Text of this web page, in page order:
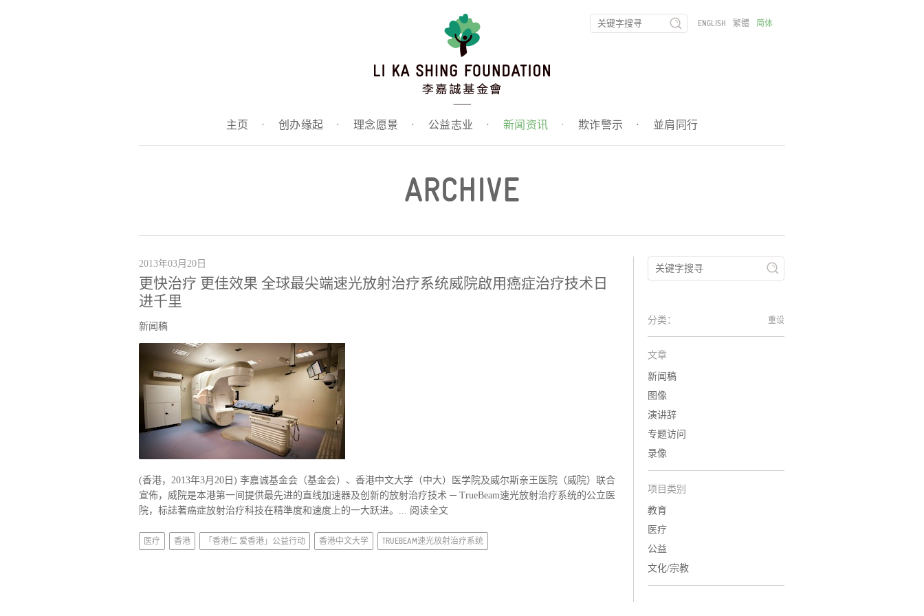
主页 · 创办缘起 · 理念愿景 · 公益志业 · 新闻资讯 · 欺诈警示 · 並肩同行
ENGLISH 繁體 简体
ARCHIVE
2013年03月20日
更快治疗 更佳效果 全球最尖端速光放射治疗系统威院啟用癌症治疗技术日
进千里
新闻稿
(香港，2013年3月20日) 李嘉诚基金会（基金会）、香港中文大学（中大）医学院及威尔斯亲王医院（威院）联合
宣佈，威院是本港第一间提供最先进的直线加速器及创新的放射治疗技术 ─ TrueBeam速光放射治疗系统的公立医
院，标誌著癌症放射治疗科技在精準度和速度上的一大跃进。... 阅读全文
医疗 香港 「香港仁 爱香港」公益行动 香港中文大学 TRUEBEAM速光放射治疗系统
分类： 重设
文章
新闻稿
图像
演讲辞
专题访问
录像
项目类别
教育
医疗
公益
文化/宗教